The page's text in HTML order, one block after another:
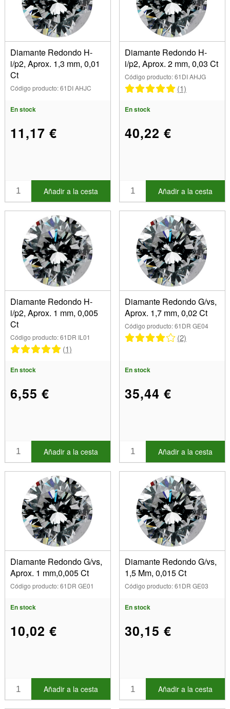
Princesa (4)
Redonda (36)
Color
Blanco (40)
1,00 mm (4)
1,50 mm (2)
2,00 mm (6)
2,20 mm (1)
2,75 mm (1)
3,00 mm (8)
3,50 mm (1)
3,75 mm (1)
4,00 mm (2)
5,00 mm (6)
7,00 mm (2)
Mostrar
En stock
Artículos en venta
Diamante Redondo H-
i/p2, Aprox. 1,3 mm, 0,01
Ct
Código producto: 61DI AHJC
En stock
11,17 €
Añadir a la cesta
Diamante Redondo H-
i/p2, Aprox. 2 mm, 0,03 Ct
Código producto: 61DI AHJG
(1)
En stock
40,22 €
Añadir a la cesta
Diamante Redondo H-
i/p2, Aprox. 1 mm, 0,005
Ct
Código producto: 61DR IL01
(1)
En stock
6,55 €
Añadir a la cesta
Diamante Redondo G/vs,
Aprox. 1,7 mm, 0,02 Ct
Código producto: 61DR GE04
(2)
En stock
35,44 €
Añadir a la cesta
Diamante Redondo G/vs,
Aprox. 1 mm,0,005 Ct
Código producto: 61DR GE01
En stock
10,02 €
Añadir a la cesta
Diamante Redondo G/vs,
1,5 Mm, 0,015 Ct
Código producto: 61DR GE03
En stock
30,15 €
Añadir a la cesta